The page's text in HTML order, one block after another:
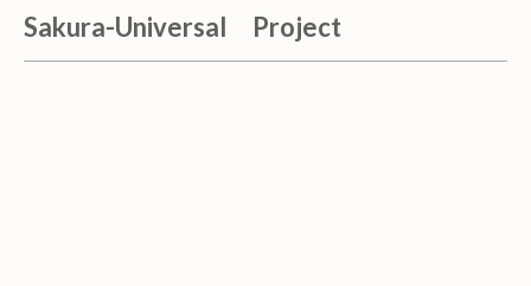
Sakura-Universal Project